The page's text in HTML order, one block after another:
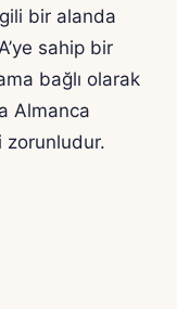
bir alanda
sahip bir
bağlı olarak
Almanca
zorunludur.